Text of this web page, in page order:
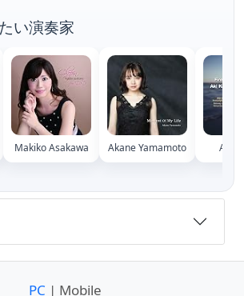
い演奏家
Makiko Asakawa Akane Yamamoto Aki
PC | Mobile